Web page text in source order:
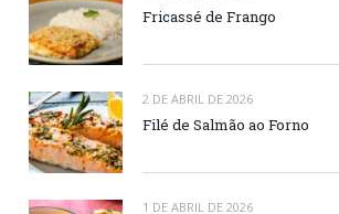
Fricassé de Frango
2 DE ABRIL DE 2026
Filé de Salmão ao Forno
1 DE ABRIL DE 2026